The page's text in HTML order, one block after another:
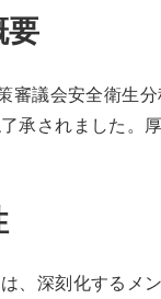
審議会安全衛生
承されました。
、深刻化するメ